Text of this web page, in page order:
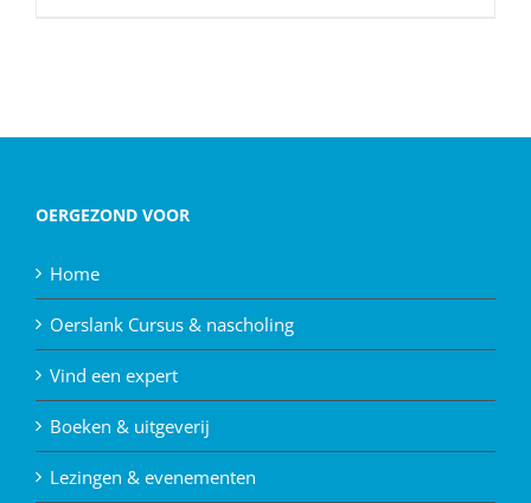
OERGEZOND VOOR
Home
Oerslank Cursus & nascholing
Vind een expert
Boeken & uitgeverij
Lezingen & evenementen